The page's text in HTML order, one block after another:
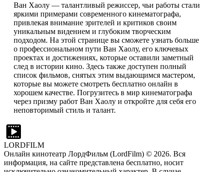
Ван Хаолу — талантливый режиссер, чьи работы стали
яркими примерами современного кинематографа,
привлекая внимание зрителей и критиков своим
уникальным видением и глубоким творческим
подходом. На этой странице вы сможете узнать больше
о профессиональном пути Ван Хаолу, его ключевых
проектах и достижениях, которые оставили заметный
след в истории кино. Здесь также доступен полный
список фильмов, снятых этим выдающимся мастером,
которые вы можете смотреть бесплатно онлайн в
хорошем качестве. Погрузитесь в мир кинематографа
через призму работ Ван Хаолу и откройте для себя его
неповторимый стиль и талант.
LORDFILM
Онлайн кинотеатр ЛордФильм (LordFilm) © 2026. Вся
информация, на сайте представлена бесплатно, носит